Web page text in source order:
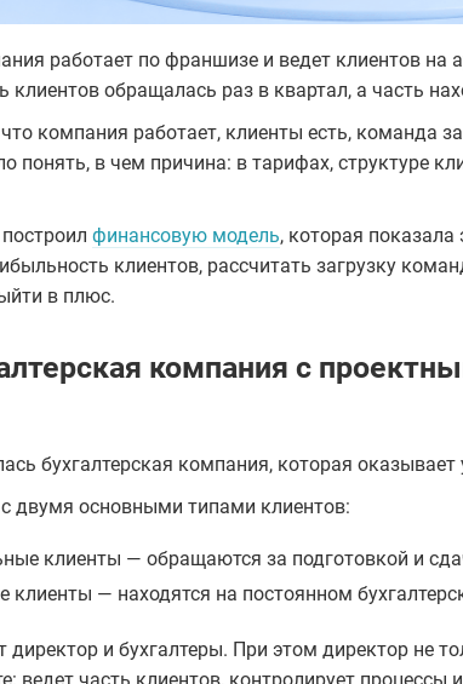
работает по франшизе и ведет клиентов
клиентов обращалась раз в квартал, а часть
компания работает, клиенты есть, команда
понять, в чем причина: в тарифах, структуре
финансовую модель, которая
клиентов, рассчитать загрузку
в плюс.
компания с
бухгалтерская компания, которая оказывает
двумя основными типами клиентов:
клиенты — обращаются за подготовкой и
клиенты — находятся на постоянном
и бухгалтеры. При этом директор не